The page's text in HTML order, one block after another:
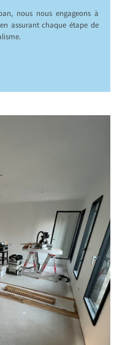
nous nous engageons à
assurant chaque étape de